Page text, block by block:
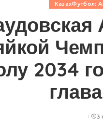
КазахФутбол:
2034
3